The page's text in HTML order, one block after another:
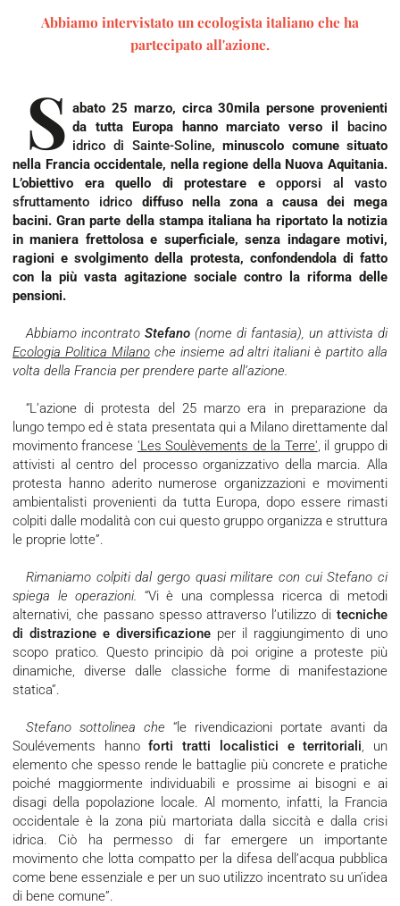
Abbiamo intervistato un ecologista italiano che ha
partecipato all'azione.
S abato 25 marzo, circa 30mila persone provenienti
da tutta Europa hanno marciato verso il
bacino
idrico di Sainte-Soline, minuscolo comune situato
nella Francia occidentale, nella regione della Nuova Aquitania.
L’obiettivo era quello di protestare e opporsi al vasto
sfruttamento idrico diffuso nella zona a causa dei mega
bacini.Gran parte della stampa italiana ha riportato la notizia
in maniera frettolosa e superficiale, senza indagare motivi,
ragioni e svolgimento della protesta, confondendola di fatto
con la più vasta agitazione sociale contro la riforma delle
pensioni.
Abbiamo incontrato Stefano (nome di fantasia), un attivista di
Ecologia Politica Milanoche insieme ad altri italiani è partito alla
volta della Francia per prendere parte all’azione.
“L’azione di protesta del 25 marzo era in preparazione da
lungo tempo ed è stata presentata qui a Milano direttamente dal
movimento francese 'Les Soulèvements de la Terre', il gruppo di
attivisti al centro del processo organizzativo della marcia. Alla
protesta hanno aderito numerose organizzazioni e movimenti
ambientalisti provenienti da tutta Europa, dopo essere rimasti
colpiti dalle modalità con cui questo gruppo organizza e struttura
le proprie lotte”.
Rimaniamo colpiti dal gergo quasi militare con cui Stefano ci
spiega le operazioni. “Vi è una complessa ricerca di metodi
alternativi, che passano spesso attraverso l’utilizzo di tecniche
di distrazione e diversificazione per il raggiungimento di uno
scopo pratico. Questo principio dà poi origine a proteste più
dinamiche, diverse dalle classiche forme di manifestazione
statica”.
Stefano sottolinea che “le rivendicazioni portate avanti da
Soulévements hannoforti tratti localistici e territoriali, un
elemento che spesso rende le battaglie più concrete e pratiche
poiché maggiormente individuabili e prossime ai bisogni e ai
disagi della popolazione locale. Al momento, infatti, la Francia
occidentale è la zona più martoriata dalla siccità e dalla crisi
idrica. Ciò ha permesso di far emergere un importante
movimento che lotta compatto per la difesa dell’acqua pubblica
come bene essenziale e per un suo utilizzo incentrato su un’idea
di bene comune”.